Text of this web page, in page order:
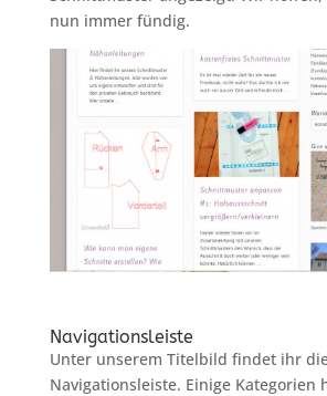
nun immer fündig.
Navigationsleiste
Unter unserem Titelbild findet ihr
Navigationsleiste. Einige Kategorien